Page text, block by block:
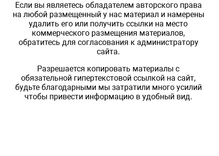
Если вы являетесь обладателем авторского права
на любой размещенный у нас материал и намерены
удалить его или получить ссылки на место
коммерческого размещения материалов,
обратитесь для согласования к администратору
сайта.
Разрешается копировать материалы с
обязательной гипертекстовой ссылкой на сайт,
будьте благодарными мы затратили много усилий
чтобы привести информацию в удобный вид.